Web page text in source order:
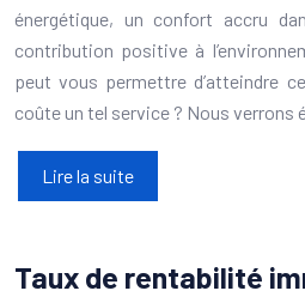
énergétique, un confort accru
contribution positive à
peut vous permettre d’atteindre
coûte un tel service ? Nous verrons
Lire la suite
Taux de rentabilité